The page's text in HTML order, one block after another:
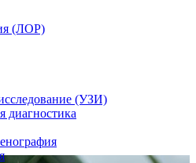
(ЛОР)
(УЗИ)
диагностика